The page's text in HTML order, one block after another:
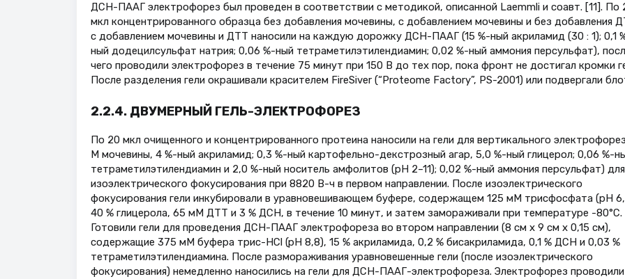
ДСН-ПААГ электрофорез был проведен в соответствии с методикой, описанной Laemmli и соавт. [11]. По
мкл концентрированного образца без добавления мочевины, с добавлением мочевины и без добавления
с добавлением мочевины и ДТТ наносили на каждую дорожку ДСН-ПААГ (15 %-ный акриламид (30 : 1); 0,1
ный додецилсульфат натрия; 0,06 %-ный тетраметилэтилендиамин; 0,02 %-ный аммония персульфат),
чего проводили электрофорез в течение 75 минут при 150 В до тех пор, пока фронт не достигал кромки
После разделения гели окрашивали красителем FireSiver (“Proteome Factory”, PS-2001) или подвергали
2.2.4. ДВУМЕРНЫЙ ГЕЛЬ-ЭЛЕКТРОФОРЕЗ
По 20 мкл очищенного и концентрированного протеина наносили на гели для вертикального
M мочевины, 4 %-ный акриламид; 0,3 %-ный картофельно-декстрозный агар, 5,0 %-ный глицерол; 0,06 %-
тетраметилэтилендиамин и 2,0 %-ный носитель амфолитов (pH 2–11); 0,02 %-ный аммония персульфат) для
изоэлектрического фокусирования при 8820 В-ч в первом направлении. После изоэлектрического
фокусирования гели инкубировали в уравновешивающем буфере, содержащем 125 мM трисфосфата (pH
40 % глицерола, 65 мM ДТТ и 3 % ДСН, в течение 10 минут, и затем замораживали при температуре -80°C.
Готовили гели для проведения ДСН-ПААГ электрофореза во втором направлении (8 см x 9 см x 0,15 см),
содержащие 375 мM буфера трис-HCl (pH 8,8), 15 % акриламида, 0,2 % бисакриламида, 0,1 % ДСН и 0,03 %
тетраметилэтилендиамина. После размораживания уравновешенные гели (после изоэлектрического
фокусирования) немедленно наносились на гели для ДСН-ПААГ-электрофореза. Электрофорез